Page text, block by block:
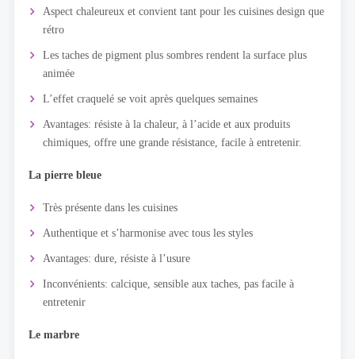
Aspect chaleureux et convient tant pour les cuisines design que
rétro
Les taches de pigment plus sombres rendent la surface plus
animée
L’effet craquelé se voit après quelques semaines
Avantages: résiste à la chaleur, à l’acide et aux produits
chimiques, offre une grande résistance, facile à entretenir.
La pierre bleue
Très présente dans les cuisines
Authentique et s’harmonise avec tous les styles
Avantages: dure, résiste à l’usure
Inconvénients: calcique, sensible aux taches, pas facile à
entretenir
Le marbre